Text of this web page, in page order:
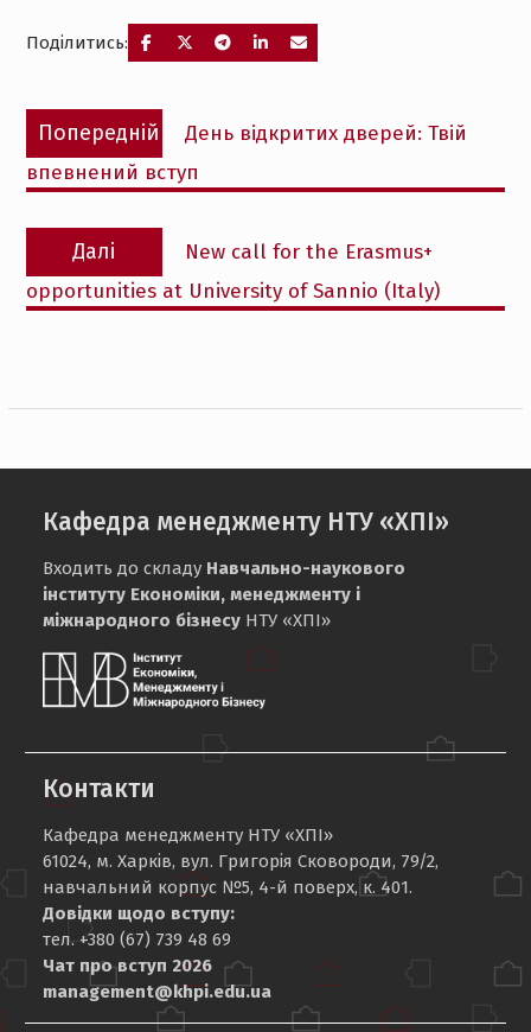
Поділитись:
Навігація
записів
Попередній
Попередній
запис:
День відкритих дверей: Твій
впевнений вступ
Далі
Наступний
запис:
New call for the Erasmus+
opportunities at University of Sannio (Italy)
Кафедра менеджменту НТУ «ХПІ»
Входить до складу Навчально-наукового
інституту Економіки, менеджменту і
міжнародного бізнесу НТУ «ХПІ»
Контакти
Кафедра менеджменту НТУ «ХПІ»
61024, м. Харків, вул. Григорія Сковороди, 79/2,
навчальний корпус №5, 4-й поверх, к. 401.
Довідки щодо вступу:
тел. +380 (67) 739 48 69
Чат про вступ 2026
management@khpi.edu.ua